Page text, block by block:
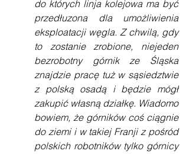
do których linja kolejowa ma być
przedłuzona dla umożliwienia
eksploatacji węgla. Z chwilą, gdy
to zostanie zrobione, niejeden
bezrobotny górnik ze Śląska
znajdzie pracę tuż w sąsiedztwie
z polską osadą i będzie mógł
zakupić własną działkę. Wiadomo
bowiem, że górników coś ciągnie
do ziemi i w takiej Franji z pośród
polskich robotników tylko górnicy